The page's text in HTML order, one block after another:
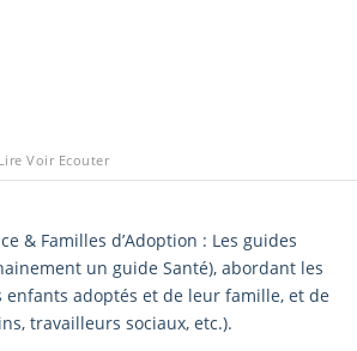
Lire Voir Ecouter
& Familles d’Adoption : Les guides
un guide Santé), abordant les
adoptés et de leur famille, et de
travailleurs sociaux, etc.).